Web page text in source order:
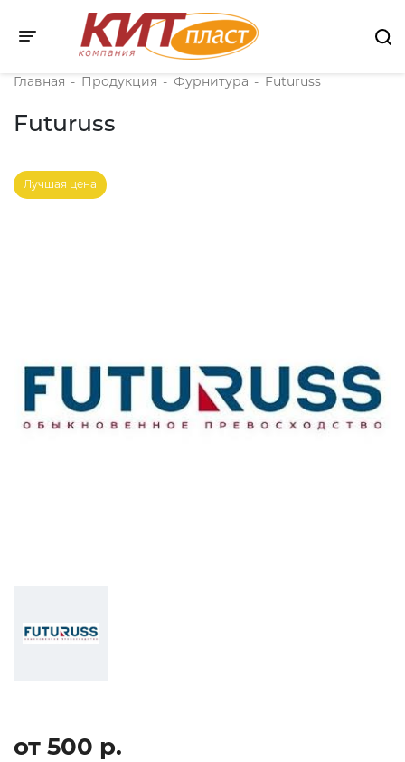
Toggle navigation
Главная - Продукция - Фурнитура - Futuruss
Futuruss
Лучшая цена
от 500 р.